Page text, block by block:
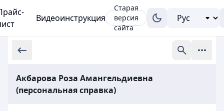
Видеоинструкция
Старая
версия
сайта
Акбарова Роза Амангельдиевна
(персональная справка)